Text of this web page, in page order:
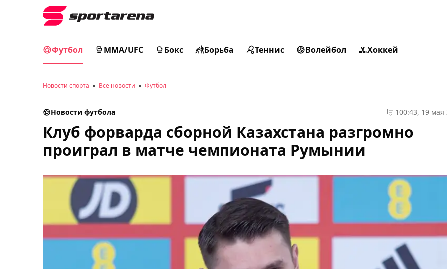
Футбол MMA/UFC Бокс Борьба Теннис Волейбол Хоккей
Новости спорта Все новости Футбол
Новости футбола 100:43, 19 мая
Клуб форварда сборной Казахстана разгромно
проиграл в матче чемпионата Румынии